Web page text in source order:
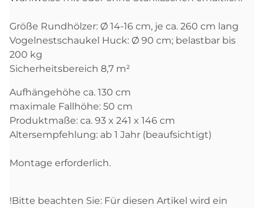
Größe Rundhölzer: Ø 14-16 cm, je ca. 260 cm lang
Vogelnestschaukel Huck: Ø 90 cm; belastbar bis
200 kg
Sicherheitsbereich 8,7 m²
Aufhängehöhe ca. 130 cm
maximale Fallhöhe: 50 cm
Produktmaße: ca. 93 x 241 x 146 cm
Altersempfehlung: ab 1 Jahr (beaufsichtigt)
Montage erforderlich.
!Bitte beachten Sie: Für diesen Artikel wird ein